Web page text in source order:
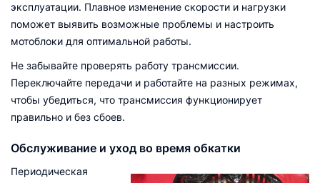
эксплуатации. Плавное изменение скорости и нагрузки
поможет выявить возможные проблемы и настроить
мотоблоки для оптимальной работы.
Не забывайте проверять работу трансмиссии.
Переключайте передачи и работайте на разных режимах,
чтобы убедиться, что трансмиссия функционирует
правильно и без сбоев.
Обслуживание и уход во время обкатки
Периодическая